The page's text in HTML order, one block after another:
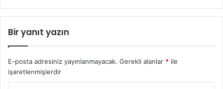
Bir yanıt yazın
E-posta adresiniz yayınlanmayacak. Gerekli alanlar * ile
işaretlenmişlerdir